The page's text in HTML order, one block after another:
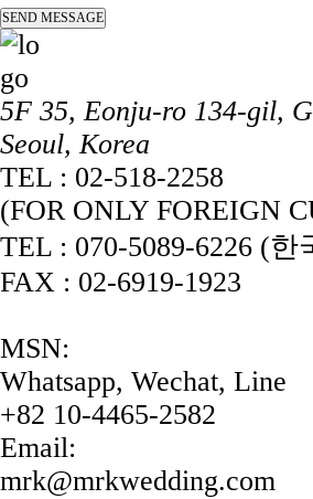
5F 35, Eonju-ro 134-gil,
Seoul, Korea
TEL : 02-518-2258
(FOR ONLY FOREIGN
TEL : 070-5089-6226 (
FAX : 02-6919-1923
MSN:
Whatsapp, Wechat, Line
+82 10-4465-2582
Email:
mrk@mrkwedding.com